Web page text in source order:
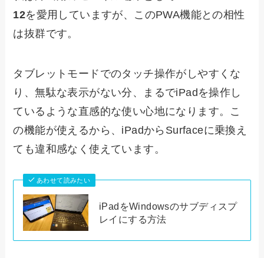
12を愛用していますが、このPWA機能との相性
は抜群です。
タブレットモードでのタッチ操作がしやすくな
り、無駄な表示がない分、まるでiPadを操作し
ているような直感的な使い心地になります。こ
の機能が使えるから、iPadからSurfaceに乗換え
ても違和感なく使えています。
あわせて読みたい
iPadをWindowsのサブディスプ
レイにする方法